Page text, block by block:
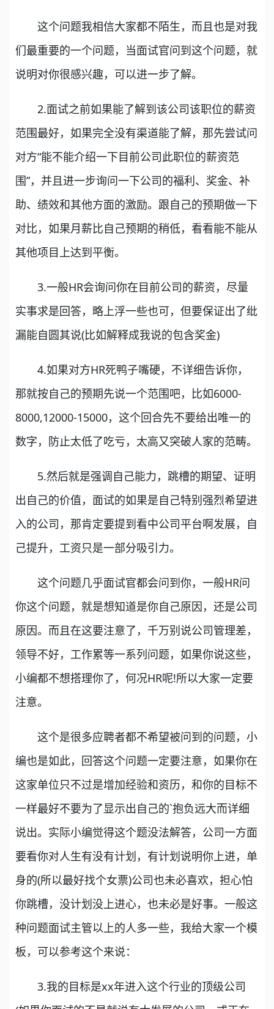
这个问题我相信大家都不陌生，而且也是对我
们最重要的一个问题，当面试官问到这个问题，就
说明对你很感兴趣，可以进一步了解。
2.面试之前如果能了解到该公司该职位的薪资
范围最好，如果完全没有渠道能了解，那先尝试问
对方“能不能介绍一下目前公司此职位的薪资范
围”，并且进一步询问一下公司的福利、奖金、补
助、绩效和其他方面的激励。跟自己的预期做一下
对比，如果月薪比自己预期的稍低，看看能不能从
其他项目上达到平衡。
3.一般HR会询问你在目前公司的薪资，尽量
实事求是回答，略上浮一些也可，但要保证出了纰
漏能自圆其说(比如解释成我说的包含奖金)
4.如果对方HR死鸭子嘴硬，不详细告诉你，
那就按自己的预期先说一个范围吧，比如6000-
8000,12000-15000，这个回合先不要给出唯一的
数字，防止太低了吃亏，太高又突破人家的范畴。
5.然后就是强调自己能力，跳槽的期望、证明
出自己的价值，面试的如果是自己特别强烈希望进
入的公司，那肯定要提到看中公司平台啊发展，自
己提升，工资只是一部分吸引力。
这个问题几乎面试官都会问到你，一般HR问
你这个问题，就是想知道是你自己原因，还是公司
原因。而且在这要注意了，千万别说公司管理差，
领导不好，工作累等一系列问题，如果你说这些，
小编都不想搭理你了，何况HR呢!所以大家一定要
注意。
这个是很多应聘者都不希望被问到的问题，小
编也是如此，回答这个问题一定要注意，如果你在
这家单位只不过是增加经验和资历，和你的目标不
一样最好不要为了显示出自己的`抱负远大而详细
说出。实际小编觉得这个题没法解答，公司一方面
要看你对人生有没有计划，有计划说明你上进，单
身的(所以最好找个女票)公司也未必喜欢，担心怕
你跳槽，没计划没上进心，也未必是好事。一般这
种问题面试主管以上的人多一些，我给大家一个模
板，可以参考这个来说：
3.我的目标是xx年进入这个行业的顶级公司